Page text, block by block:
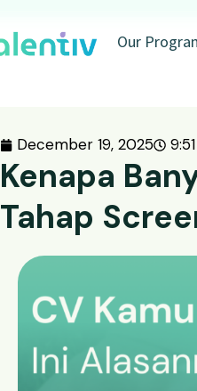
Our
December 19, 2025
Kenapa
Tahap